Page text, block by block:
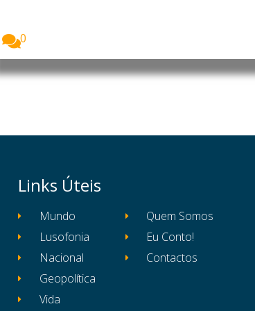
0
Links Úteis
Mundo
Lusofonia
Nacional
Geopolítica
Vida
Quem Somos
Eu Conto!
Contactos